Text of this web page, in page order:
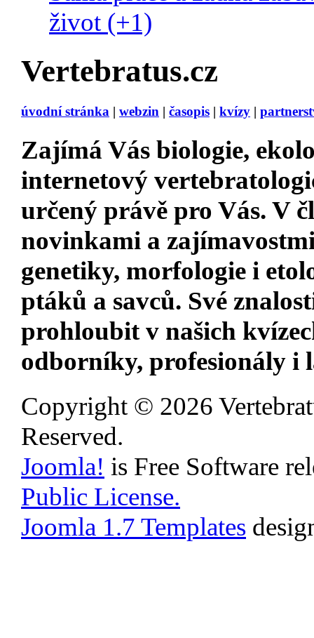
život (+1)
Vertebratus.cz
úvodní stránka | webzin | časopis | kvízy |
Zajímá Vás biologie,
internetový
určený právě pro Vás. V
novinkami a
genetiky, morfologie i
ptáků a savců. Své
prohloubit v našich
odborníky, profesionály i
Copyright © 2026
Reserved.
Joomla! is Free Software
Public License.
Joomla 1.7 Templates